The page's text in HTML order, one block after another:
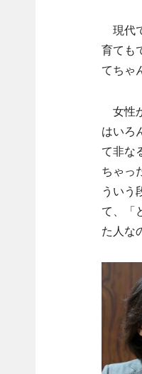
現代
育ても
てちゃ
女性
はいろ
て非な
ちゃっ
ういう
て、「
た人な